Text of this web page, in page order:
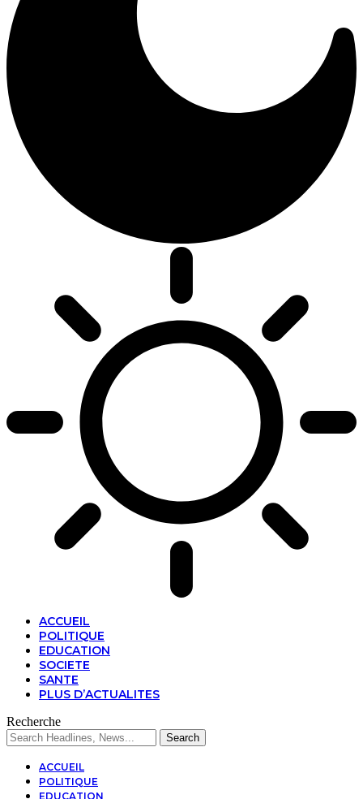
ACCUEIL
POLITIQUE
EDUCATION
SOCIETE
SANTE
PLUS D’ACTUALITES
Recherche
ACCUEIL
POLITIQUE
EDUCATION